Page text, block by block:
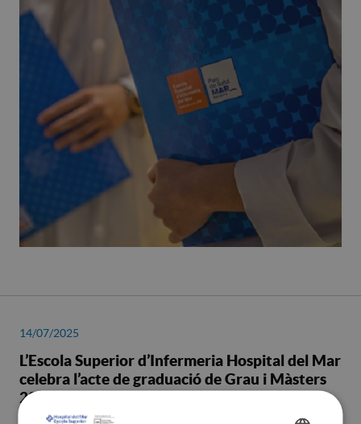
14/07/2025
L’Escola Superior d’Infermeria Hospital del Mar
celebra l’acte de graduació de Grau i Màsters
2025